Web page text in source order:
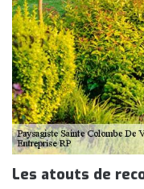
Les atouts de